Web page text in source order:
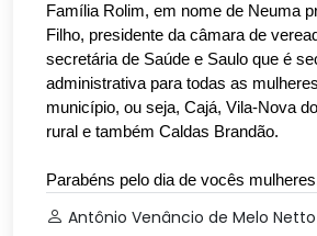
Família Rolim, em nome de Neuma
Filho, presidente da câmara de
secretária de Saúde e Saulo que é
administrativa para todas as
município, ou seja, Cajá, Vila-Nova
rural e também Caldas Brandão.
Parabéns pelo dia de vocês
Antônio Venâncio de Melo Netto